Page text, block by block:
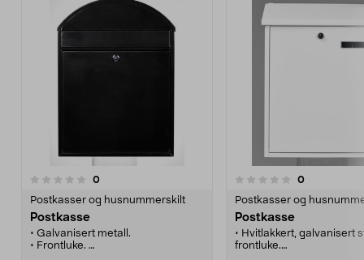
0anmeldelser
Postkasser og husnummerskilt
Postkasse
• Galvanisert metall.
• Frontluke.
0.0 av 5 stjerner 0anmeldelser
Postkasser og
Postkasse
• Hvitlakkert, galvanisert
frontluke.
0.0 av 5 stjerner